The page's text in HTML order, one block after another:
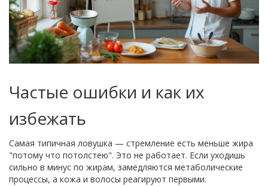
Частые ошибки и как их
избежать
Самая типичная ловушка — стремление есть меньше жира
"потому что потолстею". Это не работает. Если уходишь
сильно в минус по жирам, замедляются метаболические
процессы, а кожа и волосы реагируют первыми.